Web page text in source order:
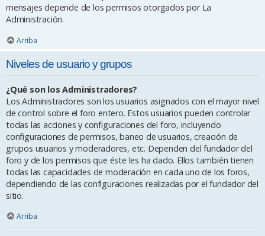
mensajes depende de los permisos otorgados por La
Administración.
Arriba
Niveles de usuario y grupos
¿Qué son los Administradores?
Los Administradores son los usuarios asignados con el mayor nivel
de control sobre el foro entero. Estos usuarios pueden controlar
todas las acciones y configuraciones del foro, incluyendo
configuraciones de permisos, baneo de usuarios, creación de
grupos usuarios y moderadores, etc. Dependen del fundador del
foro y de los permisos que éste les ha dado. Ellos también tienen
todas las capacidades de moderación en cada uno de los foros,
dependiendo de las configuraciones realizadas por el fundador del
sitio.
Arriba